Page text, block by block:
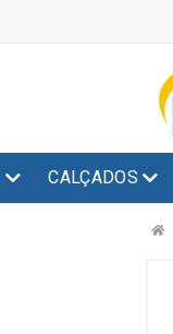
CALÇADOS